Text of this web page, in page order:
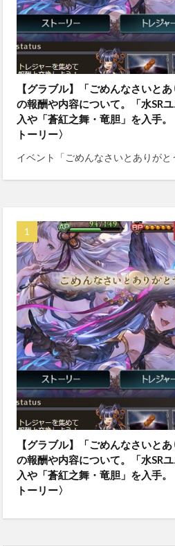
【グラブル】「ごめんなさいとあ
の報酬や内容について。「水SR
入や「蒼紅之舞・竜胆」を入手
トーリー〉
イベント「ごめんなさいとありが
【グラブル】「ごめんなさいとあ
の報酬や内容について。「水SR
入や「蒼紅之舞・竜胆」を入手
トーリー〉